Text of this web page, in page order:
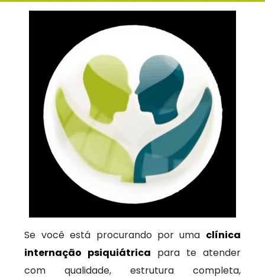
Se você está procurando por uma clínica
internação psiquiátrica para te atender
com qualidade, estrutura completa,